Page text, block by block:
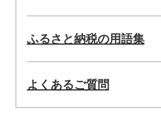
ふるさと納税の用語集
よくあるご質問